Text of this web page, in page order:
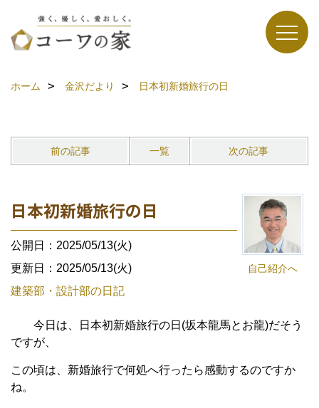
ホーム 金沢だより 日本初新婚旅行の日
前の記事 一覧 次の記事
自己紹介へ
日本初新婚旅行の日
公開日：2025/05/13(火)
更新日：2025/05/13(火)
建築部・設計部の日記
今日は、日本初新婚旅行の日(坂本龍馬とお龍)だそう
ですが、
この頃は、新婚旅行で何処へ行ったら感動するのですか
ね。